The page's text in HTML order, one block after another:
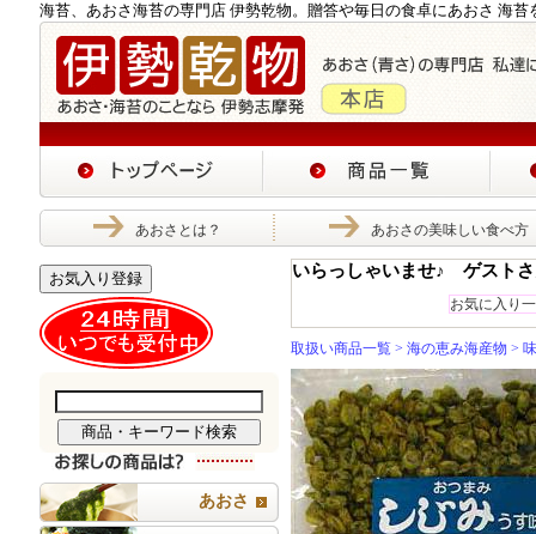
海苔、あおさ海苔の専門店 伊勢乾物。贈答や毎日の食卓にあおさ 海苔
あおさとは？ あおさの美味しい食べ方
お気入り登録
あおさ
いらっしゃいませ♪ ゲスト
お気に入り
取扱い商品一覧> 海の恵み海産物 >